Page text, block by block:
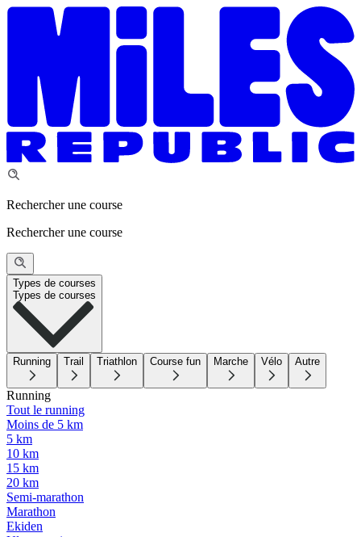
Rechercher une course
Rechercher une course
Types de courses
Types de courses
Running Trail Triathlon Course fun Marche Vélo Autre
Running
Tout le running
Moins de 5 km
5 km
10 km
15 km
20 km
Semi-marathon
Marathon
Ekiden